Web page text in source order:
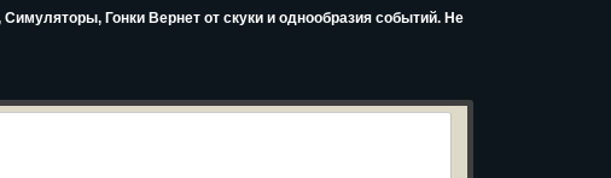
Гонки Вернет от скуки и однообразия событий. Не